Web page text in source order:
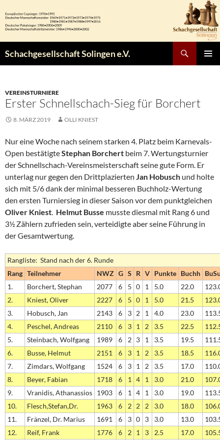
Inhalt
springen
Schachgesellschaft Solingen e.V.
VEREINSTURNIERE
Erster Schnellschach-Sieg für Borchert
8. MÄRZ 2019 OLLI KNIEST
Nur eine Woche nach seinem starken 4. Platz beim Karnevals-
Open bestätigteStephan Borchert beim 7. Wertungsturnier
der Schnellschach-Vereinsmeisterschaft seine gute Form. Er
unterlag nur gegen den Drittplazierten Jan Hobusch und holte
sich mit 5/6 dank der minimal besseren Buchholz-Wertung
den ersten Turniersieg in dieser Saison vor dem punktgleichen
Oliver Kniest. Helmut Busse musste diesmal mit Rang 6 und
3½ Zählern zufrieden sein, verteidigte aber seine Führung in
der Gesamtwertung.
Rangliste: Stand nach der 6. Runde
Rang Teilnehmer NWZ G S R V Punkte Buchh
1.
Borchert, Stephan 2077 6 5 0 1 5.0 22.0
2.
Kniest, Oliver 2227 6 5 0 1 5.0 21.5
3.
Hobusch, Jan 2143 6 3 2 1 4.0 23.0
4.
Peschel, Andreas 2110 6 3 1 2 3.5 22.5
5.
Steinbach, Wolfgang 1989 6 2 3 1 3.5 19.5
6.
Busse, Helmut 2151 6 3 1 2 3.5 18.5
7.
Zimdars, Wolfgang 1524 6 3 1 2 3.5 17.0
8.
Beyer, Fabian 1718 6 1 4 1 3.0 21.0
9.
Vranidis, Athanassios 1903 6 1 4 1 3.0 19.0
10.
Flesch,Stefan,Dr. 1963 6 2 2 2 3.0 18.0
11.
Fränzel, Dr. Marius 1691 6 3 0 3 3.0 13.0
12.
Reif, Frank 1776 6 2 1 3 2.5 17.0